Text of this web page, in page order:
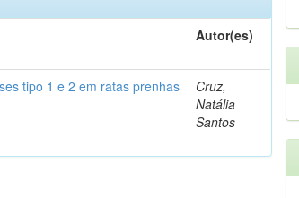
Autor(es)
tipo 1 e 2 em ratas prenhas
Cruz,
Natália
Santos